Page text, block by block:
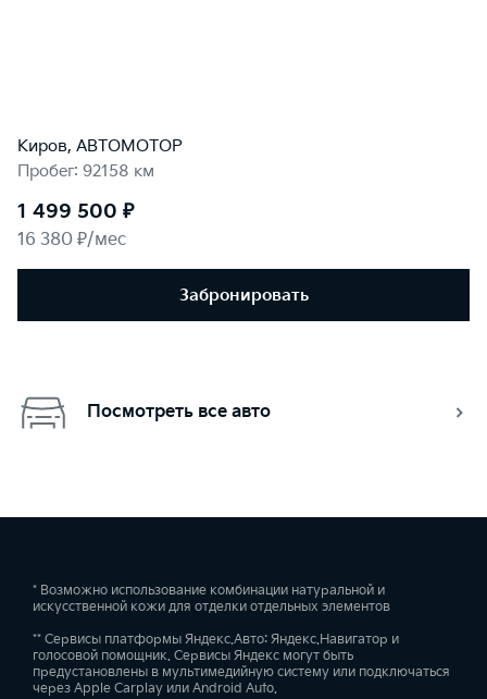
Киров, АВТОМОТОР
Пробег: 92158 км
1 499 500 ₽
16 380 ₽/мес
Забронировать
Посмотреть все авто
* Возможно использование комбинации натуральной и
искусственной кожи для отделки отдельных элементов
** Сервисы платформы Яндекс.Авто: Яндекс.Навигатор и
голосовой помощник. Сервисы Яндекс могут быть
предустановлены в мультимедийную систему или подключаться
через Apple Carplay или Android Auto.